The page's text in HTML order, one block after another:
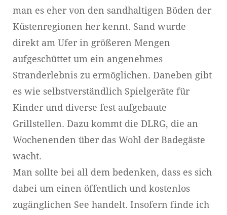
man es eher von den sandhaltigen Böden der
Küstenregionen her kennt. Sand wurde
direkt am Ufer in größeren Mengen
aufgeschüttet um ein angenehmes
Stranderlebnis zu ermöglichen. Daneben gibt
es wie selbstverständlich Spielgeräte für
Kinder und diverse fest aufgebaute
Grillstellen. Dazu kommt die DLRG, die an
Wochenenden über das Wohl der Badegäste
wacht.
Man sollte bei all dem bedenken, dass es sich
dabei um einen öffentlich und kostenlos
zugänglichen See handelt. Insofern finde ich